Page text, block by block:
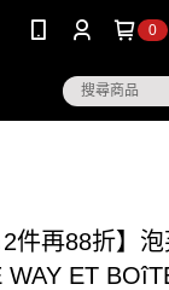
0
件再88折】
ET